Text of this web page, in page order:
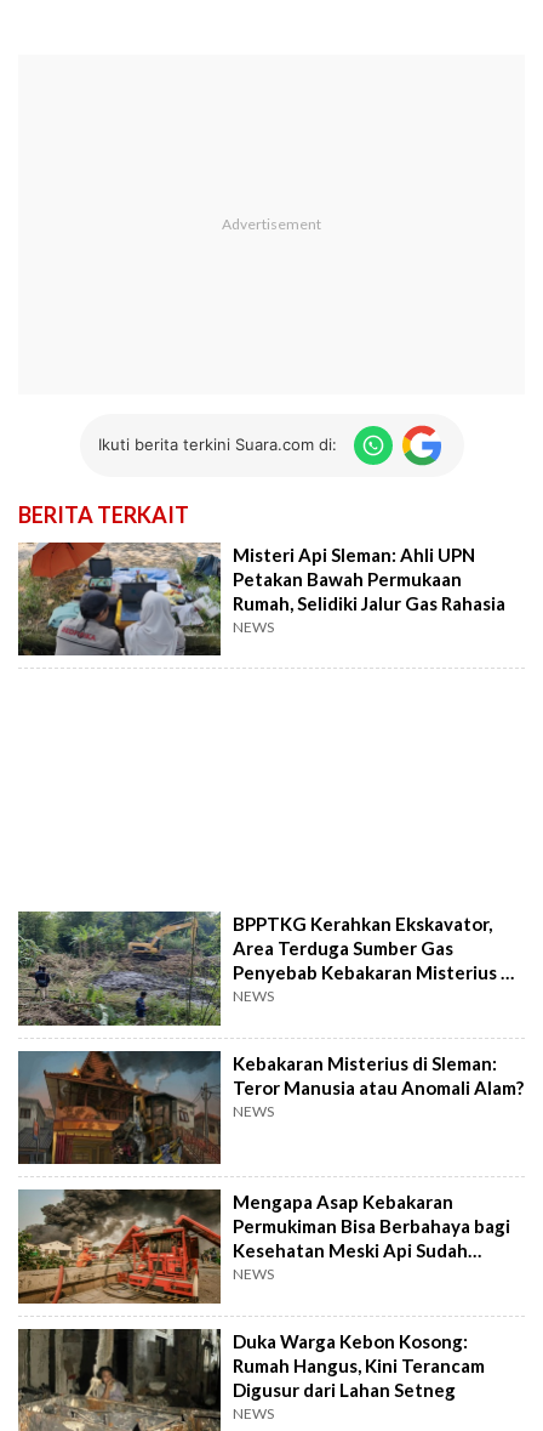
Ikuti berita terkini Suara.com di:
BERITA TERKAIT
Misteri Api Sleman: Ahli UPN
Petakan Bawah Permukaan
Rumah, Selidiki Jalur Gas Rahasia
NEWS
BPPTKG Kerahkan Ekskavator,
Area Terduga Sumber Gas
Penyebab Kebakaran Misterius di
Sleman Dibongkar
NEWS
Kebakaran Misterius di Sleman:
Teror Manusia atau Anomali Alam?
NEWS
Mengapa Asap Kebakaran
Permukiman Bisa Berbahaya bagi
Kesehatan Meski Api Sudah
Padam?
NEWS
Duka Warga Kebon Kosong:
Rumah Hangus, Kini Terancam
Digusur dari Lahan Setneg
NEWS